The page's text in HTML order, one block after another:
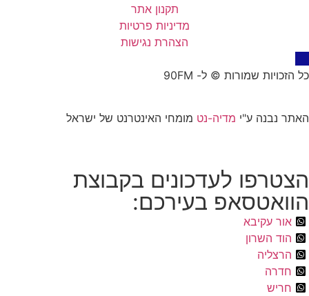
תקנון אתר
מדיניות פרטיות
הצהרת נגישות
כל הזכויות שמורות © ל- 90FM
האתר נבנה ע"י מדיה-נט מומחי האינטרנט של ישראל
הצטרפו לעדכונים בקבוצת
הוואטסאפ בעירכם:
אור עקיבא
הוד השרון
הרצליה
חדרה
חריש